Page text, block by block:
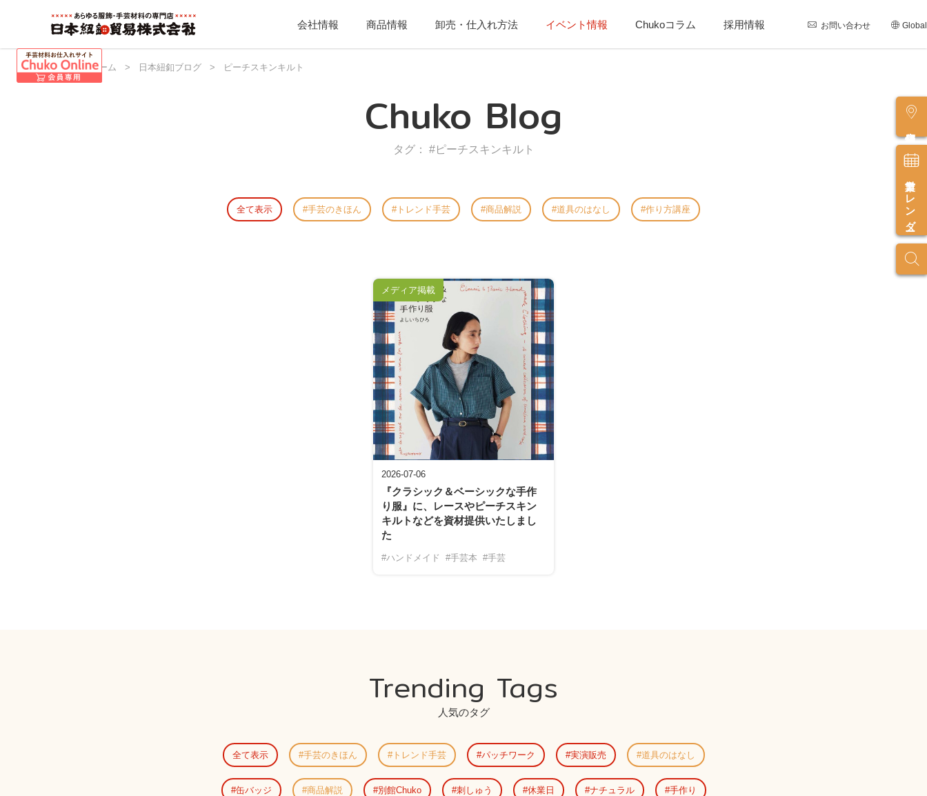
会社情報 商品情報 卸売・仕入れ方法 イベント情報 Chukoコラム 採用情報 お問い合わせ Global
営業カレンダー
日本紐釦 ホーム > 日本紐釦ブログ > ピーチスキンキルト
Chuko Blog
タグ： #ピーチスキンキルト
全て表示 手芸のきほん トレンド手芸 商品解説 道具のはなし 作り方講座
2026-07-06
『クラシック＆ベーシックな手作
り服』に、レースやピーチスキン
キルトなどを資材提供いたしまし
た
#ハンドメイド #手芸本 #手芸
メディア掲載
Trending Tags
人気のタグ
全て表示 手芸のきほん トレンド手芸 パッチワーク 実演販売 道具のはなし
缶バッジ 商品解説 別館Chuko 刺しゅう 休業日 ナチュラル 手作り